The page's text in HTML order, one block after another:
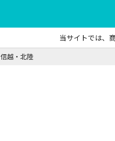
当サイトでは、
信越・北陸